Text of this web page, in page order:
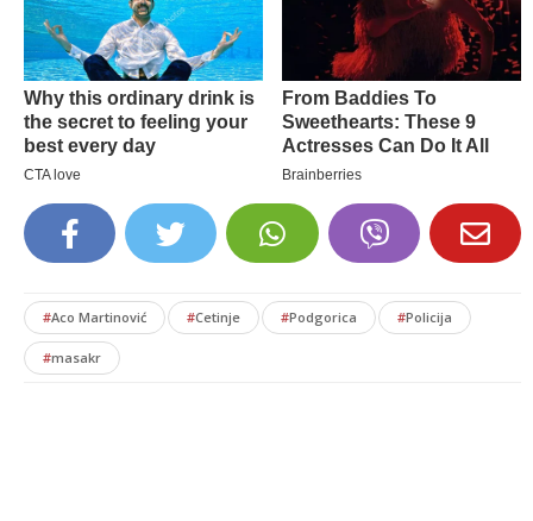
#Aco Martinović #Cetinje #Podgorica #Policija
#masakr